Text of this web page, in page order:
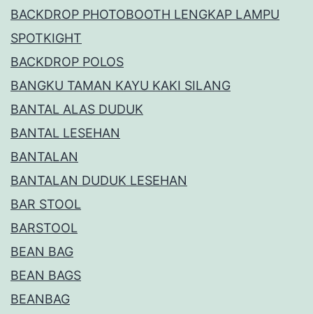
BACKDROP PHOTOBOOTH LENGKAP LAMPU
SPOTKIGHT
BACKDROP POLOS
BANGKU TAMAN KAYU KAKI SILANG
BANTAL ALAS DUDUK
BANTAL LESEHAN
BANTALAN
BANTALAN DUDUK LESEHAN
BAR STOOL
BARSTOOL
BEAN BAG
BEAN BAGS
BEANBAG